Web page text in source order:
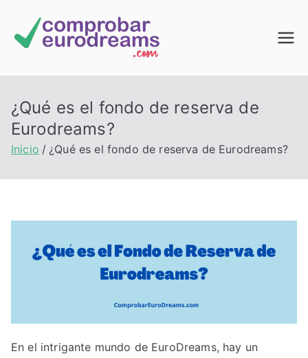
contenido
Comprob
ms
¿Qué es el fondo de reserva de
Eurodreams?
Inicio ¿Qué es el fondo de reserva de Eurodreams?
En el intrigante mundo de EuroDreams, hay un